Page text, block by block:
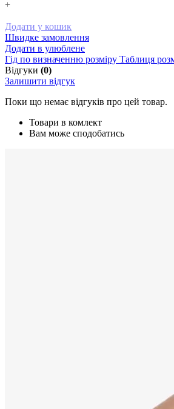
+
Додати у кошик
Швидке замовлення
Додати в улюблене
Гід по визначенню розміру Таблиця
Відгуки (0)
Залишити відгук
Поки що немає відгуків про цей товар.
Товари в комлект
Вам може сподобатись